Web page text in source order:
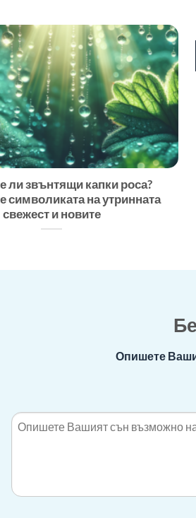
ли звънтящи капки роса?
символиката на утринната
свежест и новите
Опишете